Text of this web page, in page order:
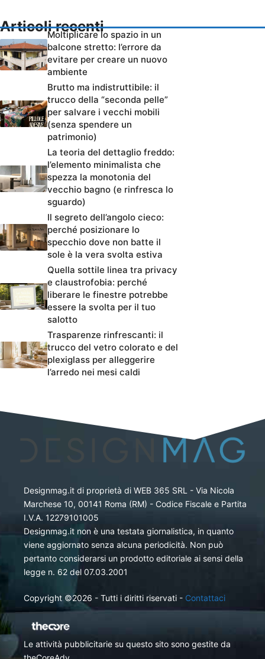
Articoli recenti
Moltiplicare lo spazio in un
balcone stretto: l’errore da
evitare per creare un nuovo
ambiente
Brutto ma indistruttibile: il
trucco della “seconda pelle”
per salvare i vecchi mobili
(senza spendere un
patrimonio)
La teoria del dettaglio freddo:
l’elemento minimalista che
spezza la monotonia del
vecchio bagno (e rinfresca lo
sguardo)
Il segreto dell’angolo cieco:
perché posizionare lo
specchio dove non batte il
sole è la vera svolta estiva
Quella sottile linea tra privacy
e claustrofobia: perché
liberare le finestre potrebbe
essere la svolta per il tuo
salotto
Trasparenze rinfrescanti: il
trucco del vetro colorato e del
plexiglass per alleggerire
l’arredo nei mesi caldi
Designmag.it di proprietà di WEB 365 SRL - Via Nicola
Marchese 10, 00141 Roma (RM) - Codice Fiscale e Partita
I.V.A. 12279101005
Designmag.it non è una testata giornalistica, in quanto
viene aggiornato senza alcuna periodicità. Non può
pertanto considerarsi un prodotto editoriale ai sensi della
legge n. 62 del 07.03.2001
Copyright ©2026 - Tutti i diritti riservati - Contattaci
Le attività pubblicitarie su questo sito sono gestite da